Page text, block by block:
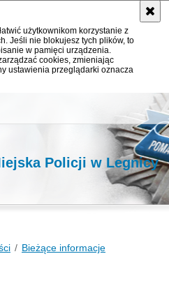
użytkownikom korzystanie z
Jeśli nie blokujesz tych plików, to
w pamięci urządzenia.
cookies, zmieniając
ustawienia przeglądarki oznacza
Policji w Legnicy
Bieżące informacje